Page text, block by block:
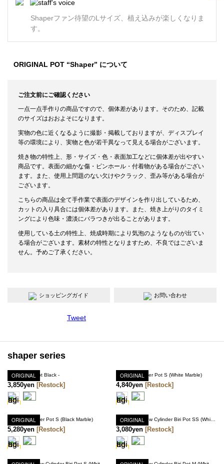
Shaperファン待望のLサイズ、植え込みが楽しくなりま
す。
ORIGINAL POT “Shaper” について
ご注文前にご確認ください
一点一点手作りの商品ですので、個体差があります。そのため、記載
のサイズはおおよそになります。
実物の色に近くなるように撮影・掲載しておりますが、ディスプレイ
等の環境により、実物と色が若干異なって見える場合がございます。
焼き物の特性上、形・サイズ・色・表面加工などに個体差が出やすい
商品です。表面の細かな傷・ピンホール・付着物がある場合がござい
ます。また、使用上問題のない欠けやクラック、歪み等がある場合が
ございます。
こちらの商品は全て手作業で表面のデザインを作り出しているため、
カットの入り具合には個体差があります。また、焼き上がりのタイミ
ングにより色味・濃淡にバラつきが出ることがあります。
使用している土の特性上、焼成時期により気泡のようなものが出てい
る場合がございます。素材の特性となりますため、不良ではございま
せん。予めご了承ください。
ショッピングガイド お問い合わせ
Tweet
shaper series
ORIGINAL
Bud Vase - Dot Black -
3,850yen [Restock]
ORIGINAL
Shaper Cylinder Pot S (White Marble)
4,840yen [Restock]
ORIGINAL
Shaper Cylinder Pot S (Black Marble)
5,280yen [Restock]
ORIGINAL
3,080yen [Restock]